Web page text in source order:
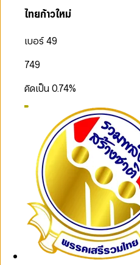
ไทยก้าวใหม่
เบอร์ 49
749
คิดเป็น0.74%